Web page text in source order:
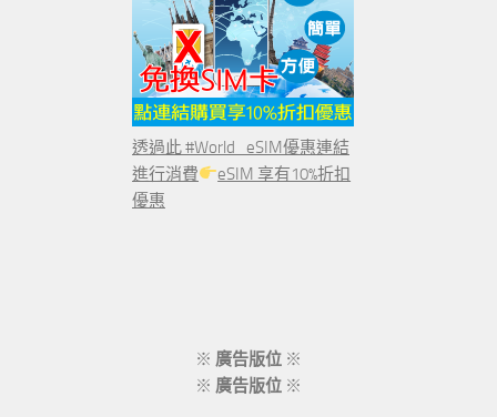
透過此 #World_eSIM優惠連結
進行消費
eSIM 享有10%折扣
優惠
※ 廣告版位 ※
※ 廣告版位 ※